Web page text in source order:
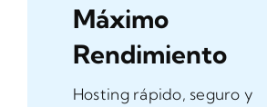
Máximo
Rendimiento
Hosting rápido, seguro y